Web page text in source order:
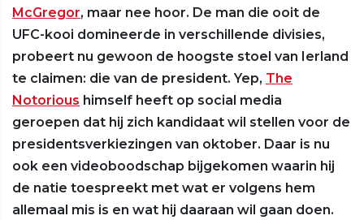
McGregor, maar nee hoor. De man die ooit de
UFC-kooi domineerde in verschillende divisies,
probeert nu gewoon de hoogste stoel van Ierland
te claimen: die van de president. Yep, The
Notorious himself heeft op social media
geroepen dat hij zich kandidaat wil stellen voor de
presidentsverkiezingen van oktober. Daar is nu
ook een videoboodschap bijgekomen waarin hij
de natie toespreekt met wat er volgens hem
allemaal mis is en wat hij daaraan wil gaan doen.